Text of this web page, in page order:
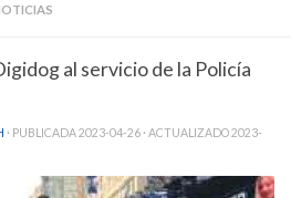
al servicio de la Policía
· PUBLICADA2023-04-26 · ACTUALIZADO2023-